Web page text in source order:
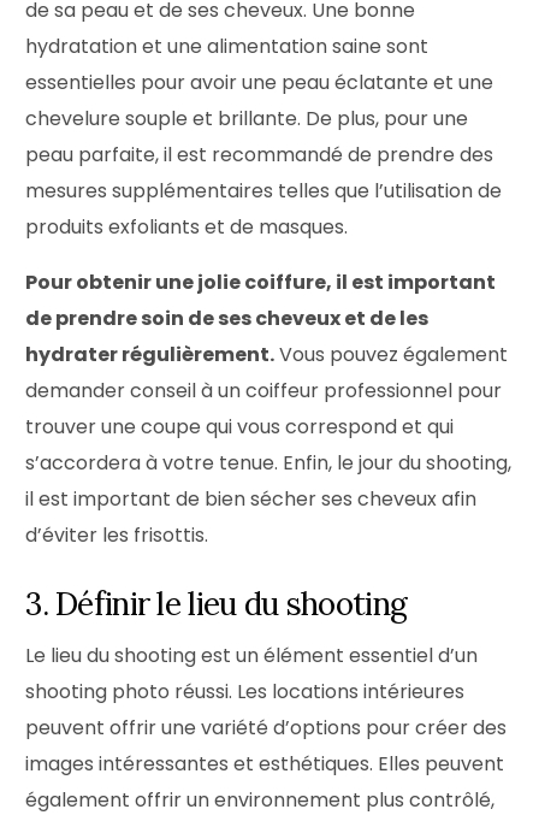
de sa peau et de ses cheveux. Une bonne
hydratation et une alimentation saine sont
essentielles pour avoir une peau éclatante et une
chevelure souple et brillante. De plus, pour une
peau parfaite, il est recommandé de prendre des
mesures supplémentaires telles que l’utilisation de
produits exfoliants et de masques.
Pour obtenir une jolie coiffure, il est important
de prendre soin de ses cheveux et de les
hydrater régulièrement.Vous pouvez également
demander conseil à un coiffeur professionnel pour
trouver une coupe qui vous correspond et qui
s’accordera à votre tenue. Enfin, le jour du shooting,
il est important de bien sécher ses cheveux afin
d’éviter les frisottis.
3. Définir le lieu du shooting
Le lieu du shooting est un élément essentiel d’un
shooting photo réussi. Les locations intérieures
peuvent offrir une variété d’options pour créer des
images intéressantes et esthétiques. Elles peuvent
également offrir un environnement plus contrôlé,